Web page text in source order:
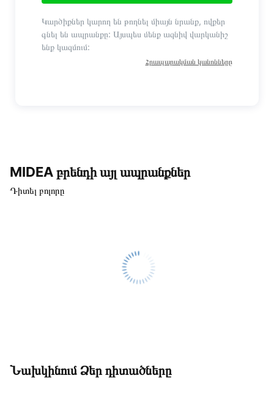
Կարծիքներ կարող են թողնել միայն նրանք, ովքեր
գնել են ապրանքը: Այսպես մենք ազնիվ վարկանիշ
ենք կազմում:
Հրապարակման կանոնները
MIDEA բրենդի այլ ապրանքներ
Դիտել բոլորը
Նախկինում Ձեր դիտածները